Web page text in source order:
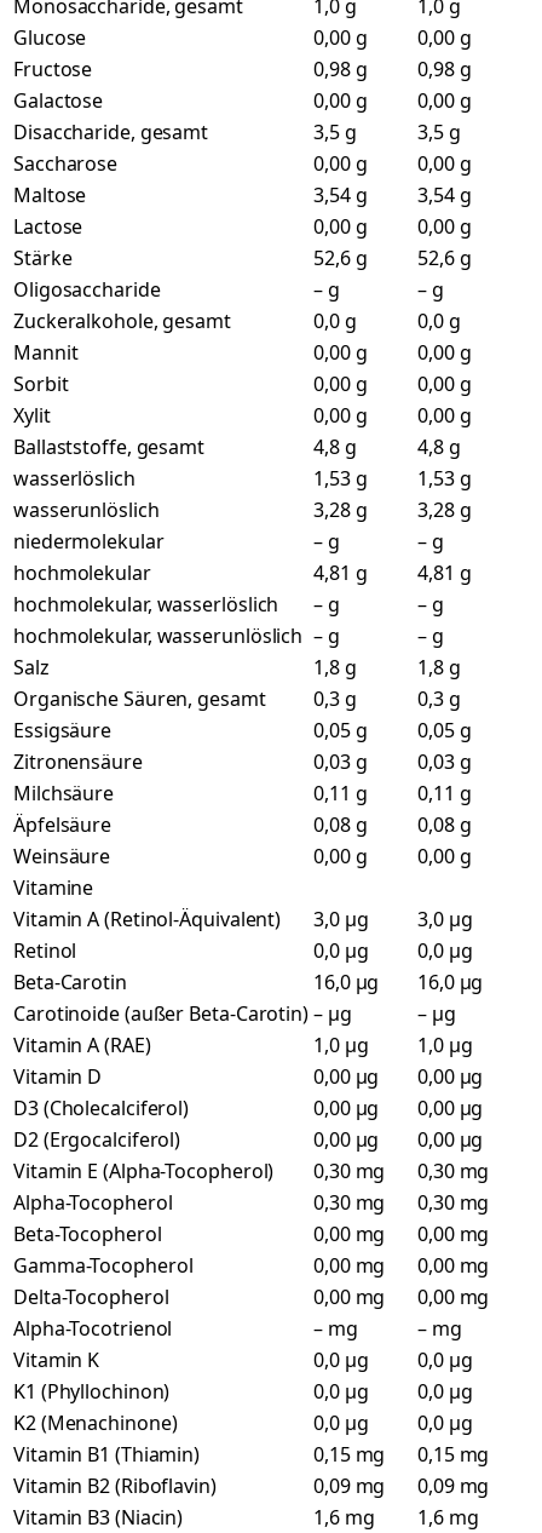
Monosaccharide, gesamt 1,0 g
1,0 g
Glucose
0,00 g
0,00 g
Fructose
0,98 g
0,98 g
Galactose
0,00 g
0,00 g
Disaccharide, gesamt
3,5 g
3,5 g
Saccharose
0,00 g
0,00 g
Maltose
3,54 g
3,54 g
Lactose
0,00 g
0,00 g
Stärke
52,6 g
52,6 g
Oligosaccharide
– g
– g
Zuckeralkohole, gesamt
0,0 g
0,0 g
Mannit
0,00 g
0,00 g
Sorbit
0,00 g
0,00 g
Xylit
0,00 g
0,00 g
Ballaststoffe, gesamt
4,8 g
4,8 g
wasserlöslich
1,53 g
1,53 g
wasserunlöslich
3,28 g
3,28 g
niedermolekular
– g
– g
hochmolekular
4,81 g
4,81 g
hochmolekular, wasserlöslich
– g
– g
hochmolekular, wasserunlöslich – g
– g
Salz
1,8 g
1,8 g
Organische Säuren, gesamt
0,3 g
0,3 g
Essigsäure
0,05 g
0,05 g
Zitronensäure
0,03 g
0,03 g
Milchsäure
0,11 g
0,11 g
Äpfelsäure
0,08 g
0,08 g
Weinsäure
0,00 g
0,00 g
Vitamine
Vitamin A (Retinol-Äquivalent)
3,0 µg
3,0 µg
Retinol
0,0 µg
0,0 µg
Beta-Carotin
16,0 µg
16,0 µg
Carotinoide (außer Beta-Carotin)– µg
– µg
Vitamin A (RAE)
1,0 µg
1,0 µg
Vitamin D
0,00 µg
0,00 µg
D3 (Cholecalciferol)
0,00 µg
0,00 µg
D2 (Ergocalciferol)
0,00 µg
0,00 µg
Vitamin E (Alpha-Tocopherol)
0,30 mg
0,30 mg
Alpha-Tocopherol
0,30 mg
0,30 mg
Beta-Tocopherol
0,00 mg
0,00 mg
Gamma-Tocopherol
0,00 mg
0,00 mg
Delta-Tocopherol
0,00 mg
0,00 mg
Alpha-Tocotrienol
– mg
– mg
Vitamin K
0,0 µg
0,0 µg
K1 (Phyllochinon)
0,0 µg
0,0 µg
K2 (Menachinone)
0,0 µg
0,0 µg
Vitamin B1 (Thiamin)
0,15 mg
0,15 mg
Vitamin B2 (Riboflavin)
0,09 mg
0,09 mg
Vitamin B3 (Niacin)
1,6 mg
1,6 mg